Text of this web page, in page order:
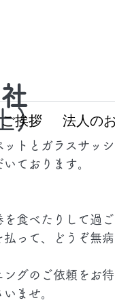
ご挨拶 法人の
)
トとガラスサッ
ております。
食べたりして過
って、どうぞ無
グのご依頼をお待
ませ。